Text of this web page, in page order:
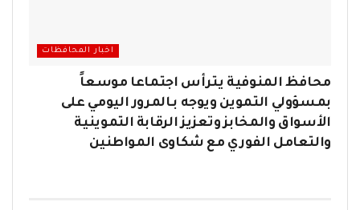
اخبار المحافظات
محافظ المنوفية يترأس اجتماعا موسعاً
بمسؤولي التموين ويوجه بـالمرور اليومي على
الأسواق والمخابز وتعزيز الرقابة التموينية
والتعامل الفوري مع شكاوى المواطنين